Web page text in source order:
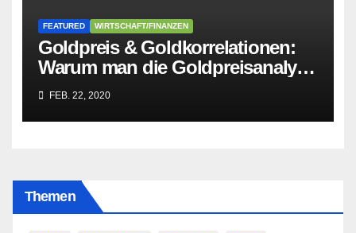
FEATURED WIRTSCHAFT/FINANZEN
Goldpreis & Goldkorrelationen:
Warum man die Goldpreisanalyse
besser Profis überlässt!
FEB. 22, 2020
Themen